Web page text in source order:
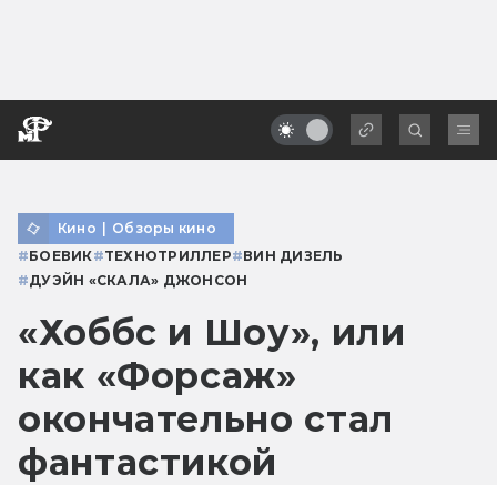
Кино | Обзоры кино
#БОЕВИК#ТЕХНОТРИЛЛЕР#ВИН ДИЗЕЛЬ
#ДУЭЙН «СКАЛА» ДЖОНСОН
«Хоббс и Шоу», или
как «Форсаж»
окончательно стал
фантастикой